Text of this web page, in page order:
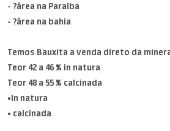
- ?área na Paraiba
- ?área na bahia
Temos Bauxita a venda direto da
Teor 42 a 46 % in natura
Teor 48 a 55 % calcinada
•In natura
• calcinada